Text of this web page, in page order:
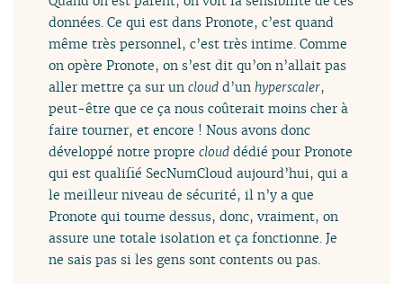
données. Ce qui est dans Pronote, c’est quand
même très personnel, c’est très intime. Comme
on opère Pronote, on s’est dit qu’on n’allait pas
aller mettre ça sur uncloud d’unhyperscaler,
peut-être que ce ça nous coûterait moins cher à
faire tourner, et encore ! Nous avons donc
développé notre proprecloud dédié pour Pronote
qui est qualifié SecNumCloud aujourd’hui, qui a
le meilleur niveau de sécurité, il n’y a que
Pronote qui tourne dessus, donc, vraiment, on
assure une totale isolation et ça fonctionne. Je
ne sais pas si les gens sont contents ou pas.